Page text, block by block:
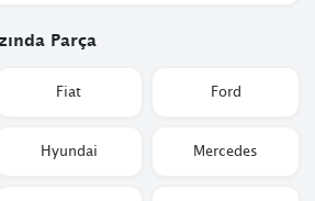
Parça
Fiat Ford
Hyundai Mercedes